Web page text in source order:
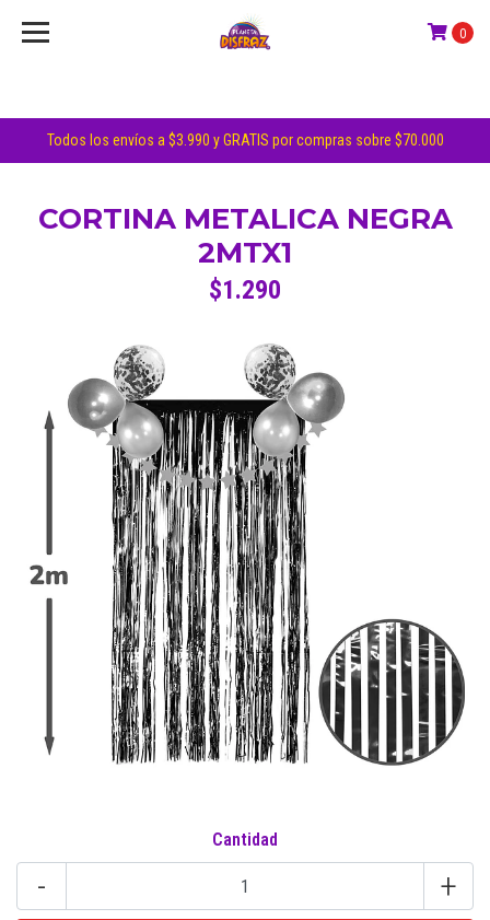
Todos los envíos a $3.990 y GRATIS por compras sobre $70.000
0
CORTINA METALICA NEGRA
2MTX1
$1.290
Cantidad
- +